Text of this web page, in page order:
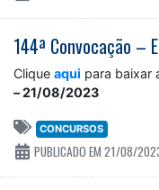
144ª Convocação –
Clique aqui para baixar
– 21/08/2023
CONCURSOS
PUBLICADO EM 21/08/